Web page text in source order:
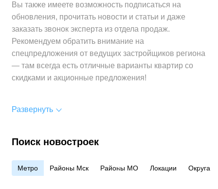
Средняя цена
за 1 м²
от 491 400 ₽
Вы также имеете возможность подписаться на
обновления, прочитать новости и статьи и даже
заказать звонок эксперта из отдела продаж.
Рекомендуем обратить внимание на
спецпредложения от ведущих застройщиков региона
— там всегда есть отличные варианты квартир со
скидками и акционные предложения!
Развернуть
Поиск новостроек
Метро Районы Мск Районы МО Локации Округа